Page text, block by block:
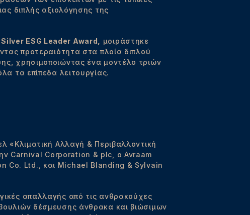
διπλής αξιολόγησης της
ESG Leader Award,
μοιράστηκε
προτεραιότητα στα πλοία διπλού
χρησιμοποιώντας ένα μοντέλο τριών
τα επίπεδα λειτουργίας.
Αλλαγή & Περιβαλλοντική
Carnival Corporation & plc, ο Avraam
Co. Ltd., και Michael Blanding & Sylvain
απαλλαγής από τις ανθρακούχες
δέσμευσης άνθρακα και βιώσιμων